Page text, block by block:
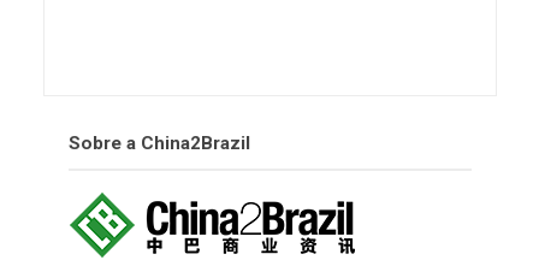
Sobre a China2Brazil